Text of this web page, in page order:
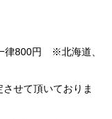
律800円 ※北海道、
せて頂いておりま